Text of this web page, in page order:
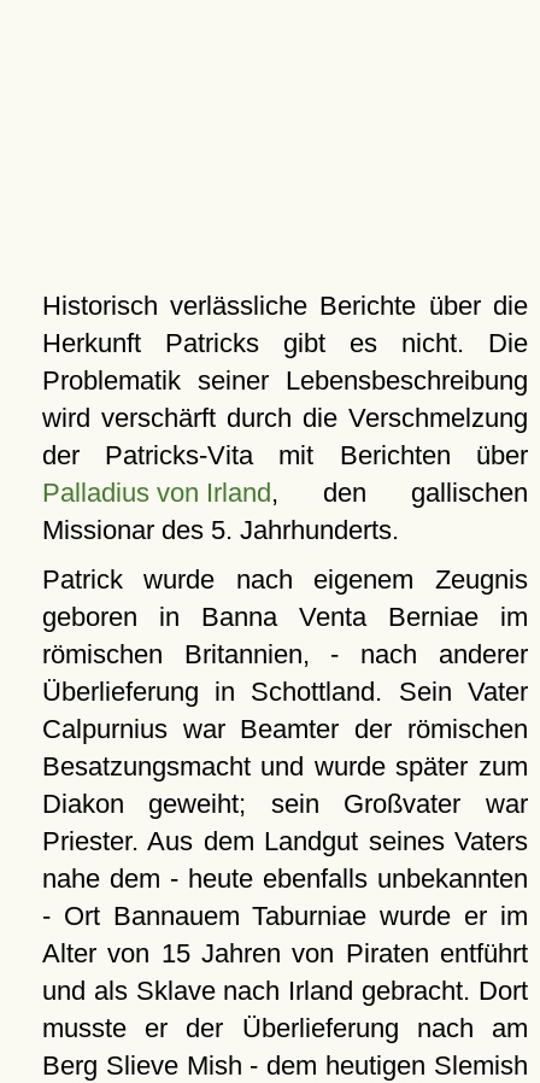
Historisch verlässliche Berichte über die
Herkunft Patricks gibt es nicht. Die
Problematik seiner Lebensbeschreibung
wird verschärft durch die Verschmelzung
der Patricks-Vita mit Berichten über
Palladius von Irland, den gallischen
Missionar des 5. Jahrhunderts.
Patrick wurde nach eigenem Zeugnis
geboren in Banna Venta Berniae im
römischen Britannien, - nach anderer
Überlieferung in Schottland. Sein Vater
Calpurnius war Beamter der römischen
Besatzungsmacht und wurde später zum
Diakon geweiht; sein Großvater war
Priester. Aus dem Landgut seines Vaters
nahe dem - heute ebenfalls unbekannten
- Ort Bannauem Taburniae wurde er im
Alter von 15 Jahren von Piraten entführt
und als Sklave nach Irland gebracht. Dort
musste er der Überlieferung nach am
Berg Slieve Mish - dem heutigen Slemish